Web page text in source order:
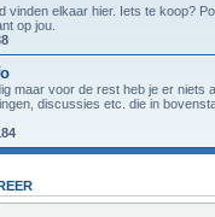
vinden elkaar hier. Iets te koop?
op jou.
maar voor de rest heb je er niets
discussies etc. die in